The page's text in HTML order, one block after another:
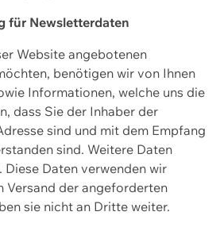
für Newsletterdaten
Website angebotenen
benötigen wir von Ihnen
Informationen, welche uns die
dass Sie der Inhaber der
sind und mit dem Empfang
sind. Weitere Daten
Daten verwenden wir
Versand der angeforderten
sie nicht an Dritte weiter.